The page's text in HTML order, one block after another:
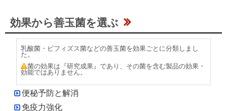
効果から善玉菌を選ぶ
乳酸菌・ビフィズス菌などの善玉菌を効果ごとに分類しまし
た。
菌の効果は『研究成果』であり、その菌を含む製品の効果・
効能ではありません。
便秘予防と解消
免疫力強化